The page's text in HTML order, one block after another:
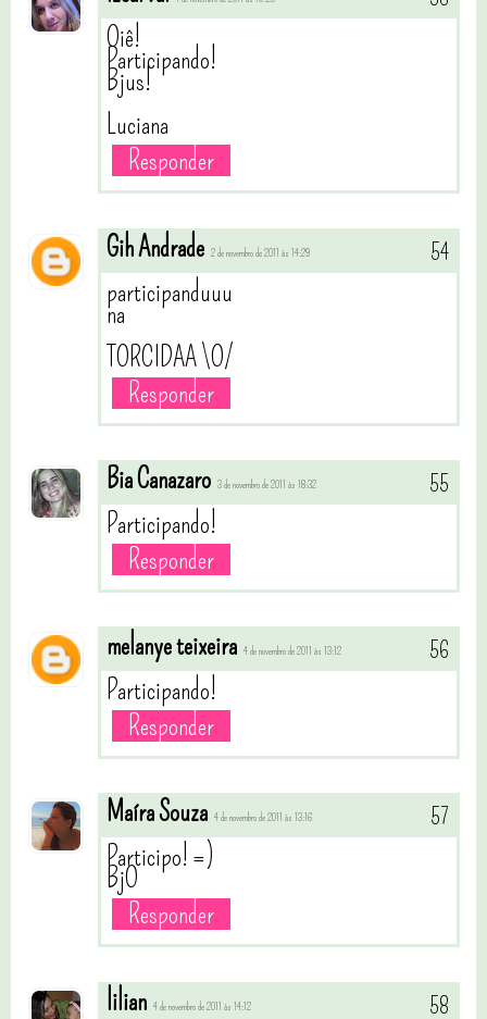
Oiê!
Participando!
Bjus!
Luciana
Responder
Gih Andrade 2 de novembro de 2011 às 14:29
participanduuu
na
TORCIDAA \O/
Responder
Bia Canazaro 3 de novembro de 2011 às 18:32
Participando!
Responder
melanye teixeira 4 de novembro de 2011 às 13:12
Participando!
Responder
Maíra Souza 4 de novembro de 2011 às 13:16
Participo! =)
BjO
Responder
lilian 4 de novembro de 2011 às 14:12